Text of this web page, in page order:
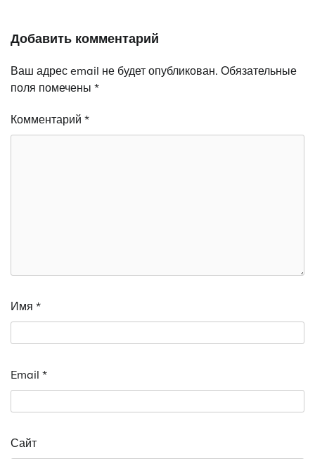
Добавить комментарий
Ваш адрес email не будет опубликован. Обязательные
поля помечены *
Комментарий *
Имя *
Email *
Сайт